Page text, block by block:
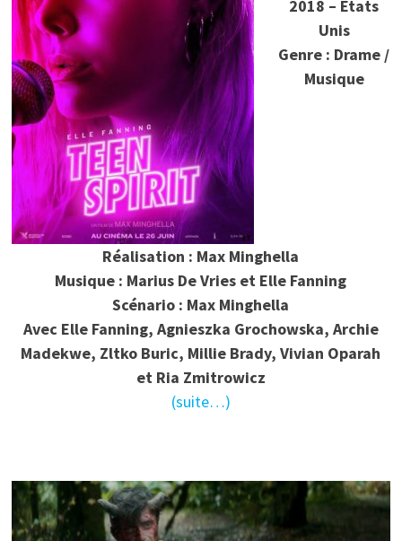
2018 – Etats
Unis
Genre : Drame /
Musique
Réalisation : Max Minghella
Musique : Marius De Vries et Elle Fanning
Scénario : Max Minghella
Avec Elle Fanning, Agnieszka Grochowska, Archie
Madekwe, Zltko Buric, Millie Brady, Vivian Oparah
et Ria Zmitrowicz
(suite…)